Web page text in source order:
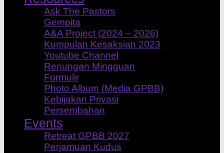
Ask The Pastors
Gempita
A&A Project (2024 – 2026)
Kumpulan Kesaksian 2023
Youtube Channel
Renungan Mingguan
Formulir
Photo Album (Media GPBB)
Kebijakan Privasi
Persembahan
Events
Retreat GPBB 2027
Perjamuan Kudus